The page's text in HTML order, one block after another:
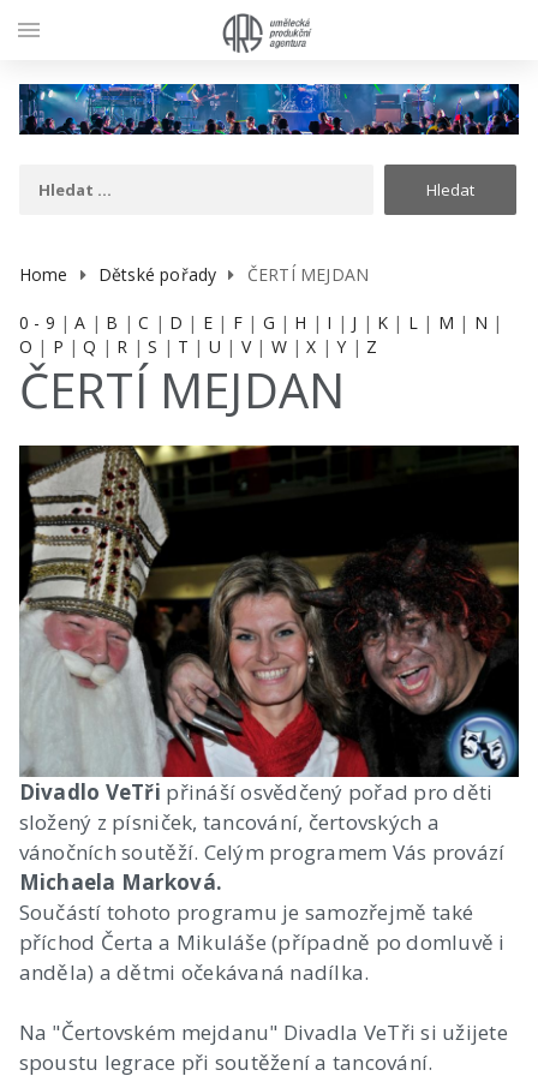
Home Dětské pořady ČERTÍ MEJDAN
0 - 9 |A | B |C | D | E | F| G | H | I | J | K | L | M | N |
O | P |Q | R |S | T | U | V| W|X |Y | Z
ČERTÍ MEJDAN
Divadlo VeTři přináší osvědčený pořad pro děti
složený z písniček, tancování, čertovských a
vánočních soutěží. Celým programem Vás provází
Michaela Marková.
Součástí tohoto programu je samozřejmě také
příchod Čerta a Mikuláše (případně po domluvě i
anděla) a dětmi očekávaná nadílka.
Na "Čertovském mejdanu" Divadla VeTři si užijete
spoustu legrace při soutěžení a tancování.
menu